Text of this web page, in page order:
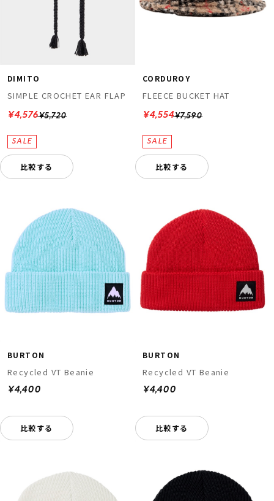
DIMITO
SIMPLE CROCHET EAR FLAP
¥5,720
¥4,576
比較する
CORDUROY
FLEECE BUCKET HAT
¥7,590
¥4,554
比較する
BURTON
Recycled VT Beanie
¥4,400
比較する
BURTON
Recycled VT Beanie
¥4,400
比較する